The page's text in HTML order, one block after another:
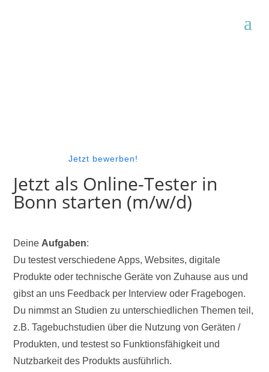
Jetzt bewerben!
Jetzt als Online-Tester in
Bonn starten (m/w/d)
Deine Aufgaben:
Du testest verschiedene Apps, Websites, digitale
Produkte oder technische Geräte von Zuhause aus und
gibst an uns Feedback per Interview oder Fragebogen.
Du nimmst an Studien zu unterschiedlichen Themen teil,
z.B. Tagebuchstudien über die Nutzung von Geräten /
Produkten, und testest so Funktionsfähigkeit und
Nutzbarkeit des Produkts ausführlich.